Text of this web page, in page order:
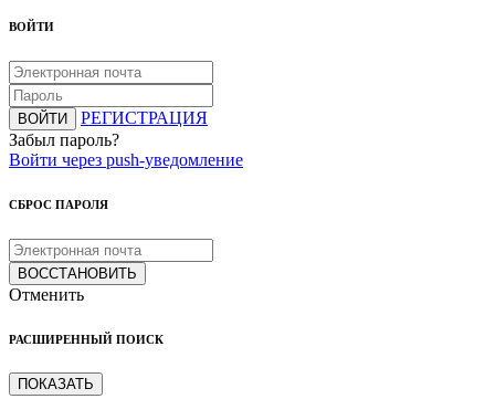
ВОЙТИ
ВОЙТИ
РЕГИСТРАЦИЯ
Забыл пароль?
Войти через push-уведомление
СБРОС ПАРОЛЯ
ВОССТАНОВИТЬ
Отменить
РАСШИРЕННЫЙ ПОИСК
ПОКАЗАТЬ